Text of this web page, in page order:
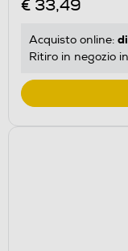
€ 33,49
Acquisto online:
Ritiro in negozio